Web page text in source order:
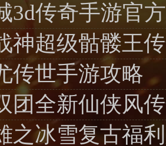
3d传奇手游官
神超级骷髅王
传世手游攻略
团全新仙侠风
之冰雪复古福